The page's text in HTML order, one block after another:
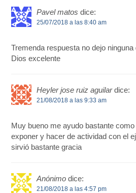
Pavel matos dice:
25/07/2018 a las 8:40 am
Tremenda respuesta no dejo
Dios excelente
Heyler jose ruiz aguilar dice:
21/08/2018 a las 9:33 am
Muy bueno me ayudo bastante
exponer y hacer de actividad con el
sirvió bastante gracia
Anónimo dice:
21/08/2018 a las 4:57 pm